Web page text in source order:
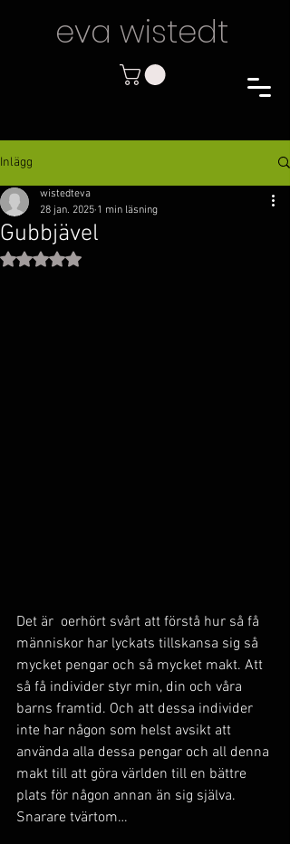
eva wistedt
Inlägg
Gubbjävel
wistedteva
28 jan. 2025 1 min läsning
Betygsatt till NaN av 5 stjärnor.
Det är  oerhört svårt att förstå hur så få
människor har lyckats tillskansa sig så
mycket pengar och så mycket makt. Att
så få individer styr min, din och våra
barns framtid. Och att dessa individer
inte har någon som helst avsikt att
använda alla dessa pengar och all denna
makt till att göra världen till en bättre
plats för någon annan än sig själva.
Snarare tvärtom…